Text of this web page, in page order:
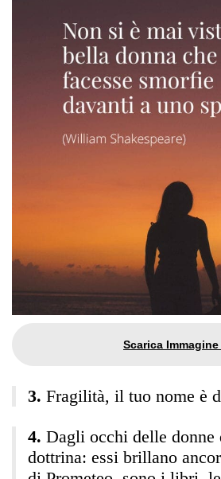
Fragilità, il tuo nome è
Dagli occhi delle donne
dottrina: essi brillano